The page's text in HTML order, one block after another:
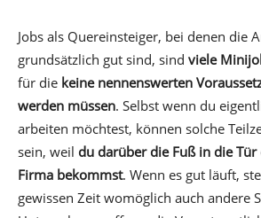
Jobs als Quereinsteiger, bei denen die
grundsätzlich gut sind, sind viele
für die keine nennenswerten
werden müssen. Selbst wenn du
arbeiten möchtest, können solche
sein, weil du darüber die Fuß in die
Firma bekommst. Wenn es gut läuft,
gewissen Zeit womöglich auch andere